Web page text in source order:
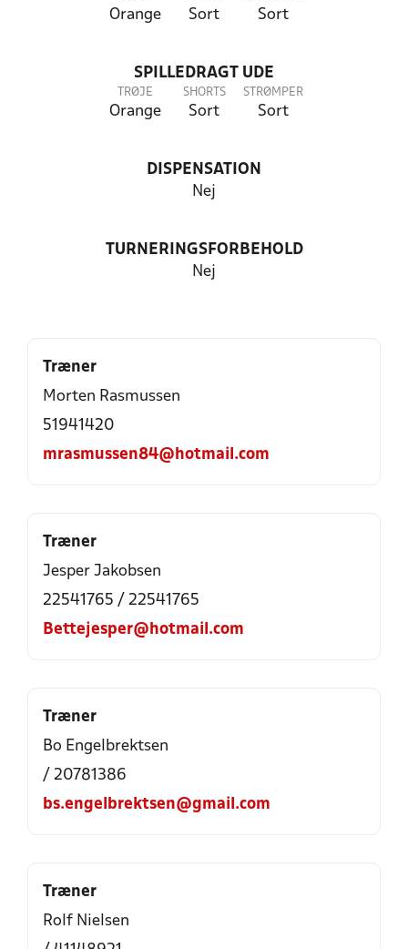
Orange Sort Sort
SPILLEDRAGT UDE
TRØJE
Orange
SHORTS
Sort
STRØMPER
Sort
DISPENSATION
Nej
TURNERINGSFORBEHOLD
Nej
Træner
Morten Rasmussen
51941420
mrasmussen84@hotmail.com
Træner
Jesper Jakobsen
22541765 / 22541765
Bettejesper@hotmail.com
Træner
Bo Engelbrektsen
/ 20781386
bs.engelbrektsen@gmail.com
Træner
Rolf Nielsen